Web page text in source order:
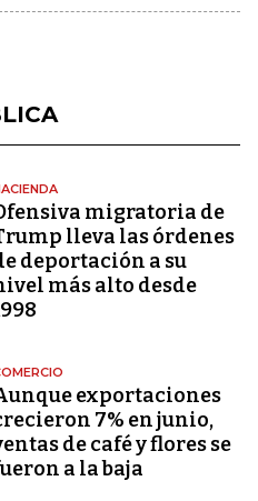
migratoria de
lleva las órdenes
deportación a su
más alto desde
exportaciones
7% en junio,
de café y flores se
a la baja